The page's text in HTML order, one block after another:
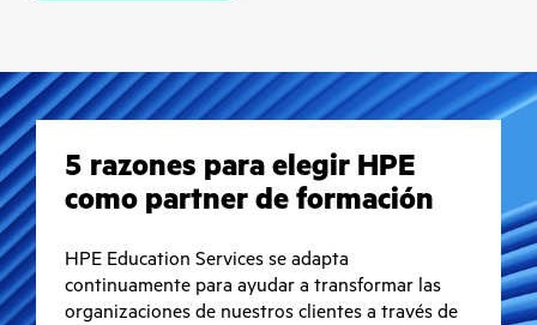
5 razones para elegir HPE
como partner de formación
HPE Education Services se adapta
continuamente para ayudar a transformar las
organizaciones de nuestros clientes a través de